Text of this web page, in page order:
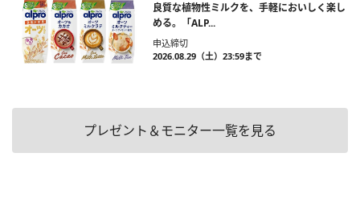
良質な植物性ミルクを、手軽においしく楽し
める。「ALP...
申込締切
2026.08.29（土）23:59まで
プレゼント＆モニター一覧を見る